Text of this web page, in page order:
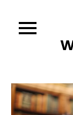
content